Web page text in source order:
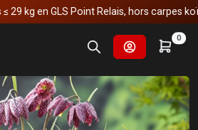
en GLS Point Relais, hors carpes koï)
0
technologies pour les bassins
Fritillaria meleagris